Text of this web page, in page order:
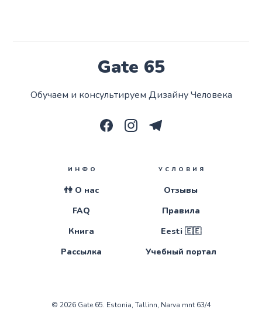
Gate 65
Обучаем и консультируем Дизайну Человека
ИНФО
👫 О нас
FAQ
Книга
Рассылка
УСЛОВИЯ
Отзывы
Правила
Eesti 🇪🇪
Учебный портал
© 2026 Gate 65. Estonia, Tallinn, Narva mnt 63/4